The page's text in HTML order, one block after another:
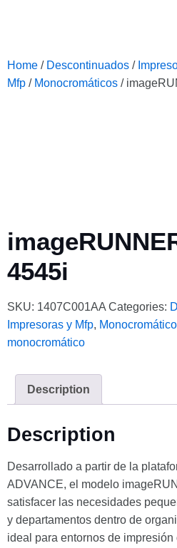
Home / Descontinuados /
Mfp / Monocromáticos /
4545i
SKU: 1407C001AA Categories:
Impresoras y Mfp,
monocromático
Description
Description
Desarrollado a partir de la
ADVANCE, el modelo
satisfacer las necesidades
y departamentos dentro de
ideal para entornos de